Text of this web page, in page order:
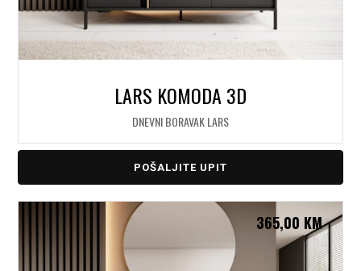
LARS KOMODA 3D
DNEVNI BORAVAK LARS
POŠALJITE UPIT
365,00 KM